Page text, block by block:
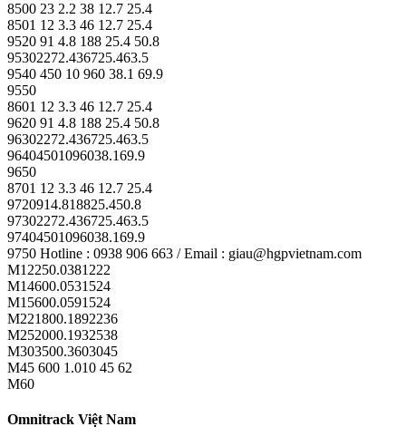
8500 23 2.2 38 12.7 25.4
8501 12 3.3 46 12.7 25.4
9520 91 4.8 188 25.4 50.8
95302272.436725.463.5
9540 450 10 960 38.1 69.9
9550
8601 12 3.3 46 12.7 25.4
9620 91 4.8 188 25.4 50.8
96302272.436725.463.5
96404501096038.169.9
9650
8701 12 3.3 46 12.7 25.4
9720914.818825.450.8
97302272.436725.463.5
97404501096038.169.9
9750 Hotline : 0938 906 663 / Email : giau@hgpvietnam.com
M12250.0381222
M14600.0531524
M15600.0591524
M221800.1892236
M252000.1932538
M303500.3603045
M45 600 1.010 45 62
M60
Omnitrack Việt Nam